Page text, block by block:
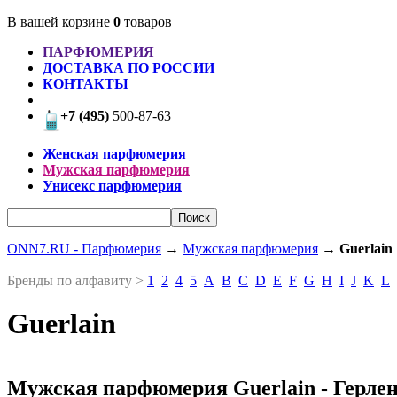
В вашей корзине 0 товаров
ПАРФЮМЕРИЯ
ДОСТАВКА ПО РОССИИ
КОНТАКТЫ
+7 (495) 500-87-63
Женская парфюмерия
Мужская парфюмерия
Унисекс парфюмерия
ONN7.RU - Парфюмерия → Мужская парфюмерия → Guerlain
Бренды по алфавиту > 1 2 4 5 A B C D E F G H I J K L
Guerlain
Мужская парфюмерия Guerlain -